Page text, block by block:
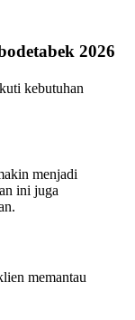
2026
kebutuhan
menjadi
ini juga
memantau